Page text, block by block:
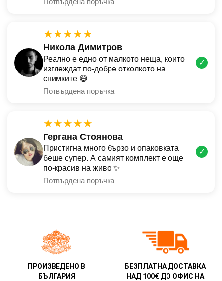
★★★★★
Никола Димитров
Реално е едно от малкото неща, които
изглеждат по-добре отколкото на
снимките 😄
Потвърдена поръчка
✓
★★★★★
Гергана Стоянова
Пристигна много бързо и опаковката
беше супер. А самият комплект е още
по-красив на живо ✨
Потвърдена поръчка
✓
ПРОИЗВЕДЕНО В
БЪЛГАРИЯ
БЕЗПЛАТНА ДОСТАВКА
НАД 100€ ДО ОФИС НА